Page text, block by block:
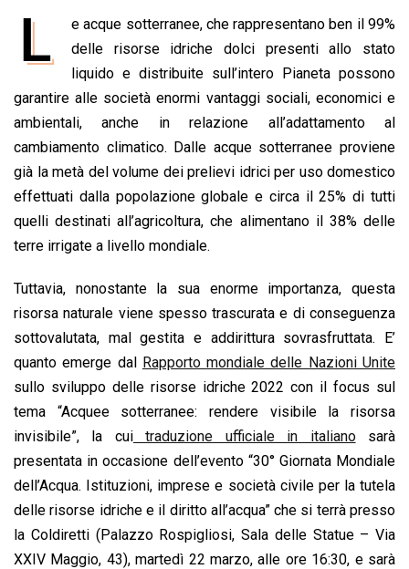
o
o
k
a
s
A
p
p
n
k
e
d
I
n
r
e
a
d
s
a
i
l
p
y
L
i
n
k
i
t
L
e acque sotterranee, che rappresentano ben il 99%
delle risorse idriche dolci presenti allo stato
liquido e distribuite sull’intero Pianeta possono
garantire alle società enormi vantaggi sociali, economici e
ambientali, anche in relazione all’adattamento al
cambiamento climatico. Dalle acque sotterranee proviene
già la metà del volume dei prelievi idrici per uso domestico
effettuati dalla popolazione globale e circa il 25% di tutti
quelli destinati all’agricoltura, che alimentano il 38% delle
terre irrigate a livello mondiale.
Tuttavia, nonostante la sua enorme importanza, questa
risorsa naturale viene spesso trascurata e di conseguenza
sottovalutata, mal gestita e addirittura sovrasfruttata. E’
quanto emerge dal Rapporto mondiale delle Nazioni Unite
sullo sviluppo delle risorse idriche 2022 con il focus sul
tema “Acquee sotterranee: rendere visibile la risorsa
invisibile”, la cuitraduzione ufficiale in italianosarà
presentata in occasione dell’evento “30° Giornata Mondiale
dell’Acqua. Istituzioni, imprese e società civile per la tutela
delle risorse idriche e il diritto all’acqua” che si terrà presso
la Coldiretti (Palazzo Rospigliosi, Sala delle Statue – Via
XXIV Maggio, 43), martedì 22 marzo, alle ore 16:30, e sarà